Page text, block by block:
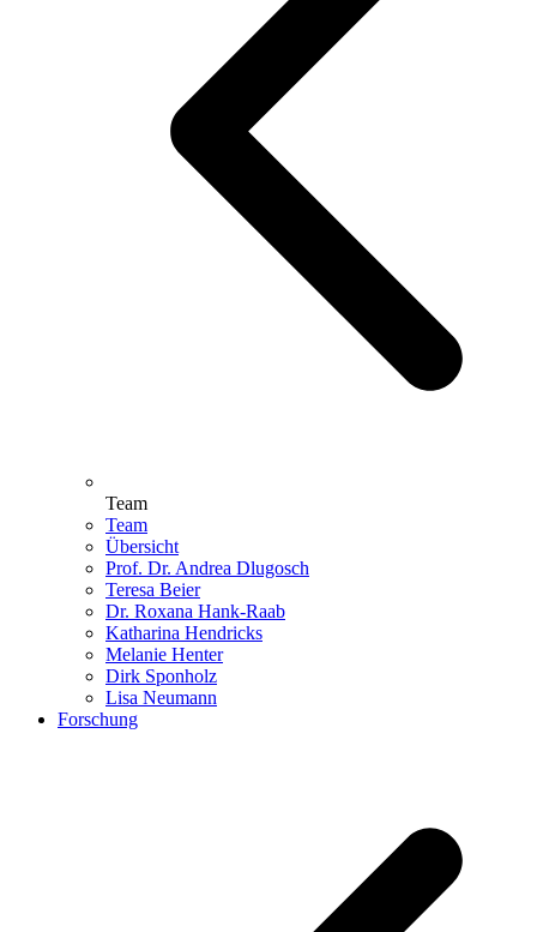
Team
Team
Übersicht
Prof. Dr. Andrea Dlugosch
Teresa Beier
Dr. Roxana Hank-Raab
Katharina Hendricks
Melanie Henter
Dirk Sponholz
Lisa Neumann
Forschung